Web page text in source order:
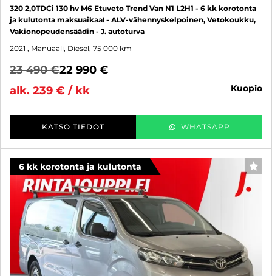
320 2,0TDCi 130 hv M6 Etuveto Trend Van N1 L2H1 - 6 kk korotonta
ja kulutonta maksuaikaa! - ALV-vähennyskelpoinen, Vetokoukku,
Vakionopeudensäädin - J. autoturva
2021 , Manuaali, Diesel, 75 000 km
23 490 €22 990 €
alk. 239 € / kk
kuopio
KATSO TIEDOT WHATSAPP
6 kk korotonta ja kulutonta